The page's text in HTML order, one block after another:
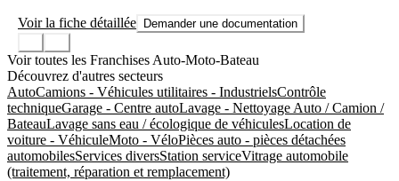
Voir la fiche détaillée Demander une documentation
Voir toutes les Franchises Auto-Moto-Bateau
Découvrez d'autres secteurs
AutoCamions - Véhicules utilitaires - IndustrielsContrôle
techniqueGarage - Centre autoLavage - Nettoyage Auto / Camion /
BateauLavage sans eau / écologique de véhiculesLocation de
voiture - VéhiculeMoto - VéloPièces auto - pièces détachées
automobilesServices diversStation serviceVitrage automobile
(traitement, réparation et remplacement)